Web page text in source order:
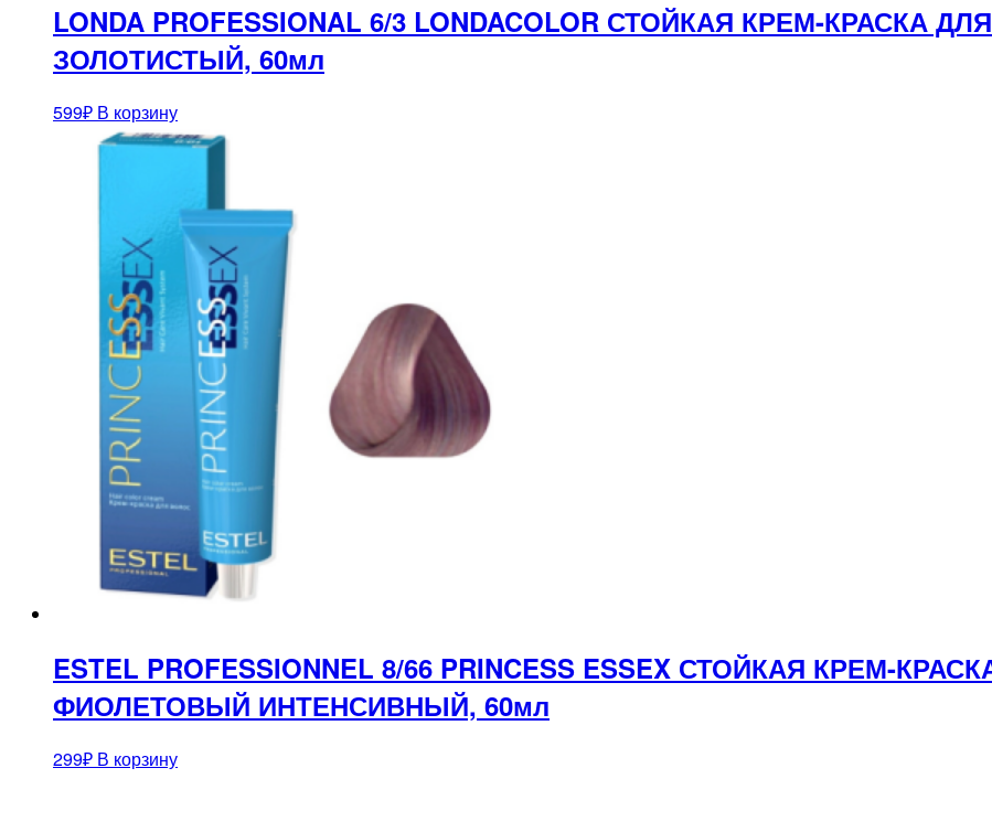
LONDA PROFESSIONAL 6/3 LONDACOLOR СТОЙКАЯ КРЕМ-КРАСКА
ЗОЛОТИСТЫЙ, 60мл
599₽ В корзину
ESTEL PROFESSIONNEL 8/66 PRINCESS ESSEX СТОЙКАЯ КРЕМ-
ФИОЛЕТОВЫЙ ИНТЕНСИВНЫЙ, 60мл
299₽ В корзину